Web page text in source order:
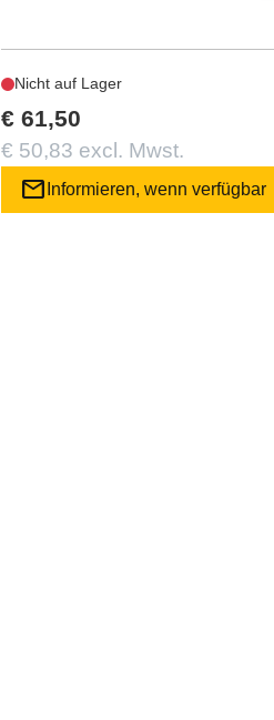
Nicht auf Lager
€ 61,50
€ 50,83 excl. Mwst.
mail Informieren, wenn verfügbar